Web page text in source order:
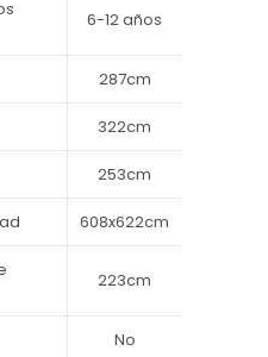
6-12 años
287cm
322cm
253cm
608x622cm
223cm
No